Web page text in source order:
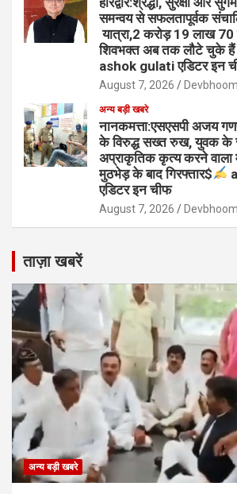
समन्वय से सफलतापूर्वक
यात्रा,2 करोड़ 19 लाख
शिवभक्त अब तक लौटे चुके
ashok gulati एडिटर इन
August 7, 2026
अन्य बड़ी खबरे
नानकमत्ता:एसएसपी अजय
के विरुद्ध सख्त रुख, युवक के
अप्राकृतिक कृत्य करने वाला
मुठभेड़ के बाद गिरफ्तार$
एडिटर इन चीफ
August 7, 2026
ताज़ा खबरें
अन्य बड़ी खबरे